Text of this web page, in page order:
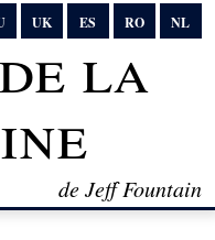
UK ES RO NL
la
de Jeff Fountain